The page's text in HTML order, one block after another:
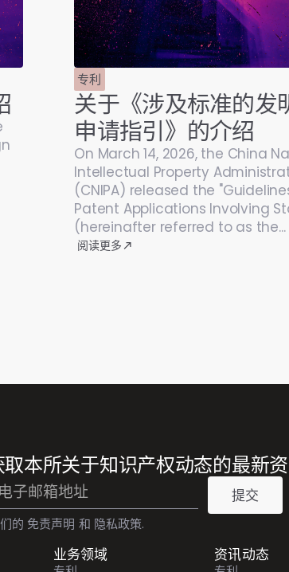
专利
关于《涉及标准的发
申请指引》的介绍
On March 14, 2026, the China
Intellectual Property
(CNIPA) released the
Patent Applications Involving
(hereinafter referred to as the...
阅读更多
本所关于知识产权动态的最新
提交
的 免责声明 和 隐私政策.
业务领域 资讯动态